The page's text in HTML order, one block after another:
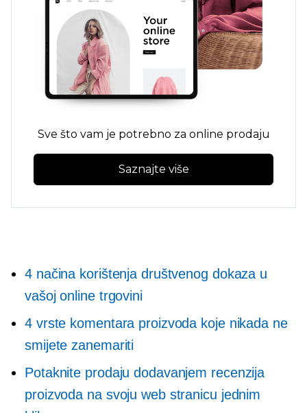
Sve što vam je potrebno za online prodaju
Saznajte više
4 načina korištenja društvenog dokaza u
vašoj online trgovini
4 vrste komentara proizvoda koje nikada ne
smijete zanemariti
Potaknite prodaju dodavanjem recenzija
proizvoda na svoju web stranicu jednim